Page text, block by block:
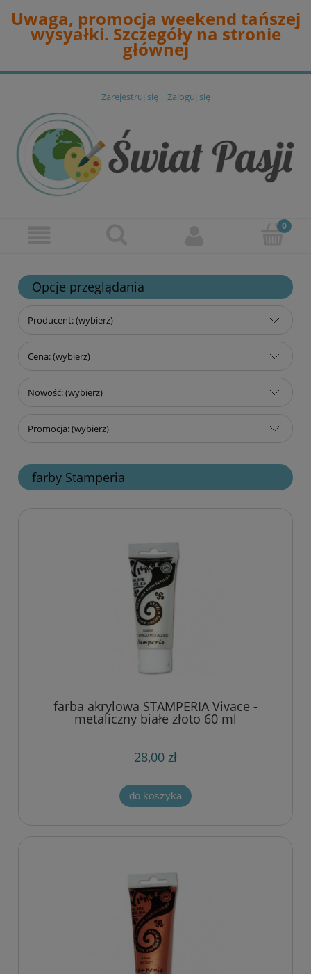
Uwaga, promocja weekend tańszej
wysyałki. Szczegóły na stronie
głównej
Zarejestruj się Zaloguj się
Opcje przeglądania
Producent: (wybierz)
Cena: (wybierz)
Nowość: (wybierz)
Promocja: (wybierz)
farby Stamperia
farba akrylowa STAMPERIA Vivace -
metaliczny białe złoto 60 ml
28,00 zł
do koszyka